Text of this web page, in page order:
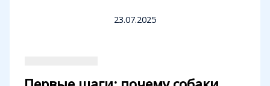
23.07.2025